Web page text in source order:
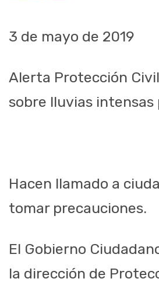
3 de mayo de 2019
Alerta Protección Civil
sobre lluvias intensas
Hacen llamado a
tomar precauciones.
El Gobierno
la dirección de